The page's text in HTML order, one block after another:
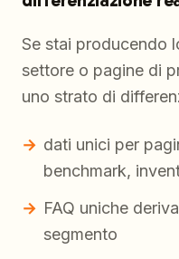
Se stai producendo
settore o pagine di
uno strato di
dati unici per
benchmark,
FAQ uniche
segmento